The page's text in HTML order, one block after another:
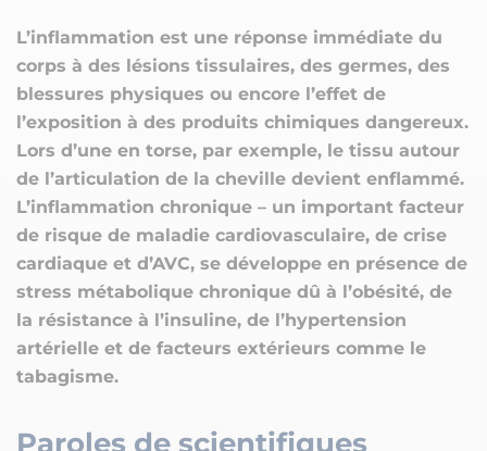
L’inflammation est une réponse immédiate du
corps à des lésions tissulaires, des germes, des
blessures physiques ou encore l’effet de
l’exposition à des produits chimiques dangereux.
Lors d’une en torse, par exemple, le tissu autour
de l’articulation de la cheville devient enflammé.
L’inflammation chronique – un important facteur
de risque de maladie cardiovasculaire, de crise
cardiaque et d’AVC, se développe en présence de
stress métabolique chronique dû à l’obésité, de
la résistance à l’insuline, de l’hypertension
artérielle et de facteurs extérieurs comme le
tabagisme.
Paroles de scientifiques